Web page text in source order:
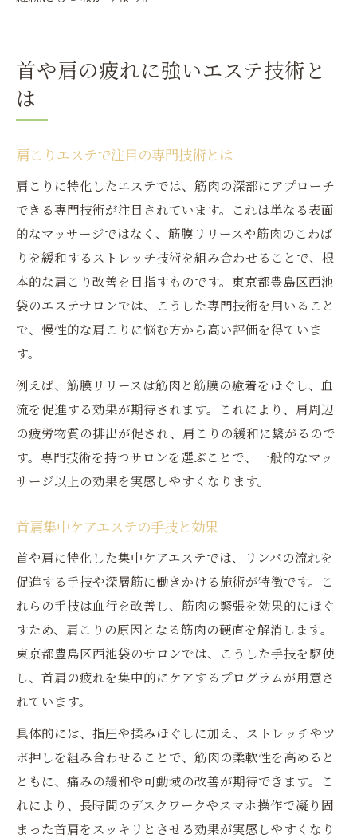
首や肩の疲れに強いエステ技術と
は
肩こりエステで注目の専門技術とは
肩こりに特化したエステでは、筋肉の深部にアプローチ
できる専門技術が注目されています。これは単なる表面
的なマッサージではなく、筋膜リリースや筋肉のこわば
りを緩和するストレッチ技術を組み合わせることで、根
本的な肩こり改善を目指すものです。東京都豊島区西池
袋のエステサロンでは、こうした専門技術を用いること
で、慢性的な肩こりに悩む方から高い評価を得ていま
す。
例えば、筋膜リリースは筋肉と筋膜の癒着をほぐし、血
流を促進する効果が期待されます。これにより、肩周辺
の疲労物質の排出が促され、肩こりの緩和に繋がるので
す。専門技術を持つサロンを選ぶことで、一般的なマッ
サージ以上の効果を実感しやすくなります。
首肩集中ケアエステの手技と効果
首や肩に特化した集中ケアエステでは、リンパの流れを
促進する手技や深層筋に働きかける施術が特徴です。こ
れらの手技は血行を改善し、筋肉の緊張を効果的にほぐ
すため、肩こりの原因となる筋肉の硬直を解消します。
東京都豊島区西池袋のサロンでは、こうした手技を駆使
し、首肩の疲れを集中的にケアするプログラムが用意さ
れています。
具体的には、指圧や揉みほぐしに加え、ストレッチやツ
ボ押しを組み合わせることで、筋肉の柔軟性を高めると
ともに、痛みの緩和や可動域の改善が期待できます。こ
れにより、長時間のデスクワークやスマホ操作で凝り固
まった首肩をスッキリとさせる効果が実感しやすくなり